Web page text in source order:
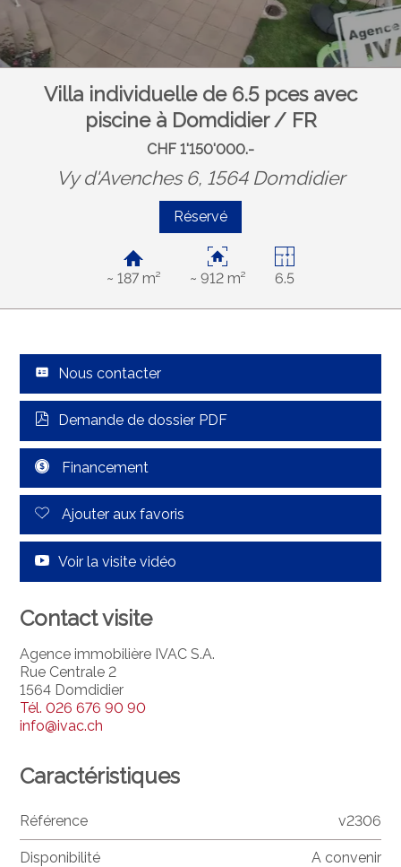
Villa individuelle de 6.5 pces avec
piscine à Domdidier / FR
CHF 1'150'000.-
Vy d'Avenches 6, 1564 Domdidier
Réservé
~ 187 m² ~ 912 m² 6.5
Nous contacter
Demande de dossier PDF
Financement
Ajouter aux favoris
Voir la visite vidéo
Contact visite
Agence immobilière IVAC S.A.
Rue Centrale 2
1564 Domdidier
Tél.026 676 90 90
info@ivac.ch
Caractéristiques
Référence v2306
Disponibilité A convenir